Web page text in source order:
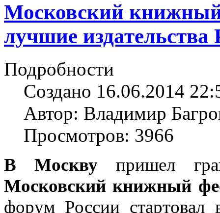
Московский
лучшие издательства
Подробности
Создано 16.06.2014
Автор: Владимир
Просмотров: 3966
В Москву пришел
Московский книжный
форум России